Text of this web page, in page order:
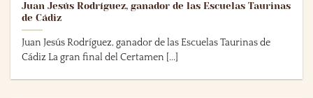
Juan Jesús Rodríguez, ganador de las Escuelas Taurinas
de Cádiz
Juan Jesús Rodríguez, ganador de las Escuelas Taurinas de
Cádiz La gran final del Certamen [...]